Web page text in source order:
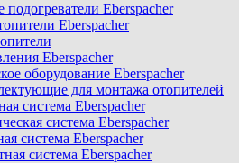
Eberspacher
Eberspacher
Eberspacher
оборудование Eberspacher
для монтажа отопителей
система Eberspacher
система Eberspacher
система Eberspacher
система Eberspacher